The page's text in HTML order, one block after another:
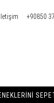
İletişim +90850